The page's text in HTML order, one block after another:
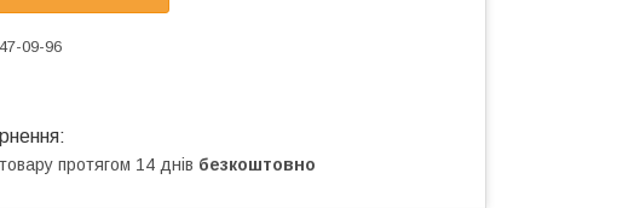
09-96
протягом 14 днів безкоштовно